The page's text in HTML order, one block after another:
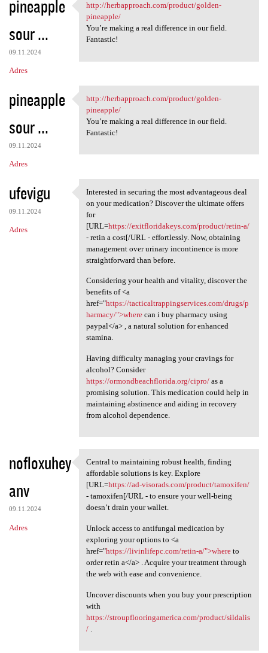
pineapple
sour ...
09.11.2024
Adres
http://herbapproach.com
http://herbapproach.com/product/golden-
pineapple/
You’re making a real difference in our field.
Fantastic!
pineapple
sour ...
09.11.2024
Adres
http://herbapproach.com
http://herbapproach.com/product/golden-
pineapple/
You’re making a real difference in our field.
Fantastic!
ufevigu
09.11.2024
Adres
Interested in securing the
Interested in securing the most advantageous deal
on your medication? Discover the ultimate offers
for
[URL=https://exitfloridakeys.com/product/retin-a/
- retin a cost[/URL - effortlessly. Now, obtaining
management over urinary incontinence is more
straightforward than before.
Considering your health and vitality, discover the
benefits of <a
href="https://tacticaltrappingservices.com/drugs/p
harmacy/">wherecan i buy pharmacy using
paypal</a> , a natural solution for enhanced
stamina.
Having difficulty managing your cravings for
alcohol? Consider
https://ormondbeachflorida.org/cipro/as a
promising solution. This medication could help in
maintaining abstinence and aiding in recovery
from alcohol dependence.
nofloxuhey
anv
09.11.2024
Adres
Central to maintaining robust
Central to maintaining robust health, finding
affordable solutions is key. Explore
[URL=https://ad-visorads.com/product/tamoxifen/
- tamoxifen[/URL - to ensure your well-being
doesn’t drain your wallet.
Unlock access to antifungal medication by
exploring your options to <a
href="https://livinlifepc.com/retin-a/">whereto
order retin a</a> . Acquire your treatment through
the web with ease and convenience.
Uncover discounts when you buy your prescription
with
https://stroupflooringamerica.com/product/sildalis
/.